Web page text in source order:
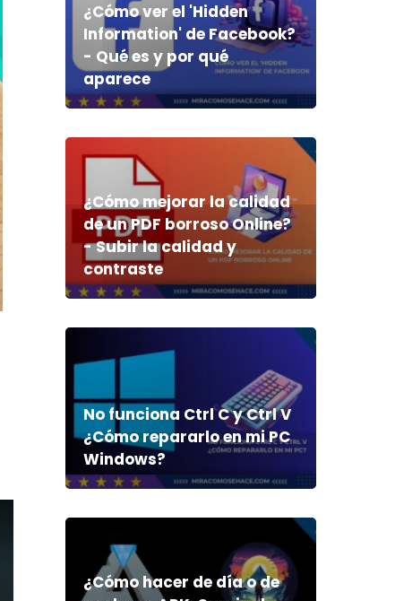
¿Cómo ver el 'Hidden
Information' de Facebook?
- Qué es y por qué
aparece
¿Cómo mejorar la calidad
de un PDF borroso Online?
- Subir la calidad y
contraste
No funciona Ctrl C y Ctrl V
¿Cómo repararlo en mi PC
Windows?
¿Cómo hacer de día o de